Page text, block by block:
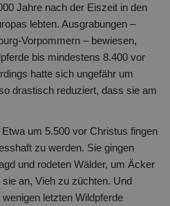
Jahre nach der Eiszeit in den
lebten. Ausgrabungen –
Vorpommern – bewiesen,
bis mindestens 8.400 vor
hatte sich ungefähr um
drastisch reduziert, dass sie am
um 5.500 vor Christus fingen
zu werden. Sie gingen
und rodeten Wälder, um Äcker
an, Vieh zu züchten. Und
letzten Wildpferde